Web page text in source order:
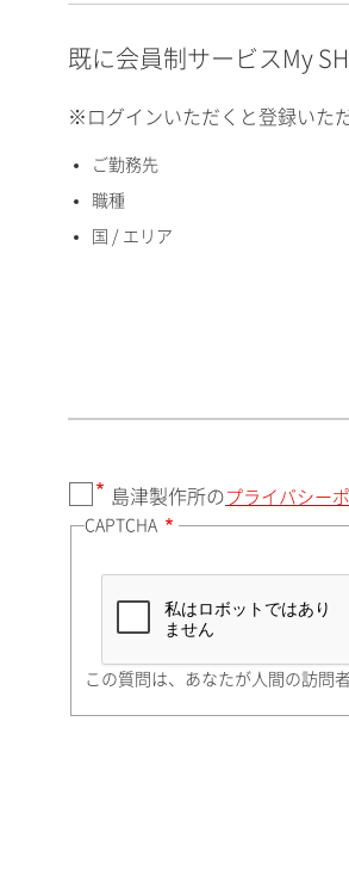
英数）
国 / エリア
都道府県（勤務先）
町名・番地（勤務先）
既に会員制サービスMy
※ログインいただくと登録いた
ご勤務先
職種
国 / エリア
島津製作所の プライバシー
CAPTCHA
この質問は、あなたが人間の訪問